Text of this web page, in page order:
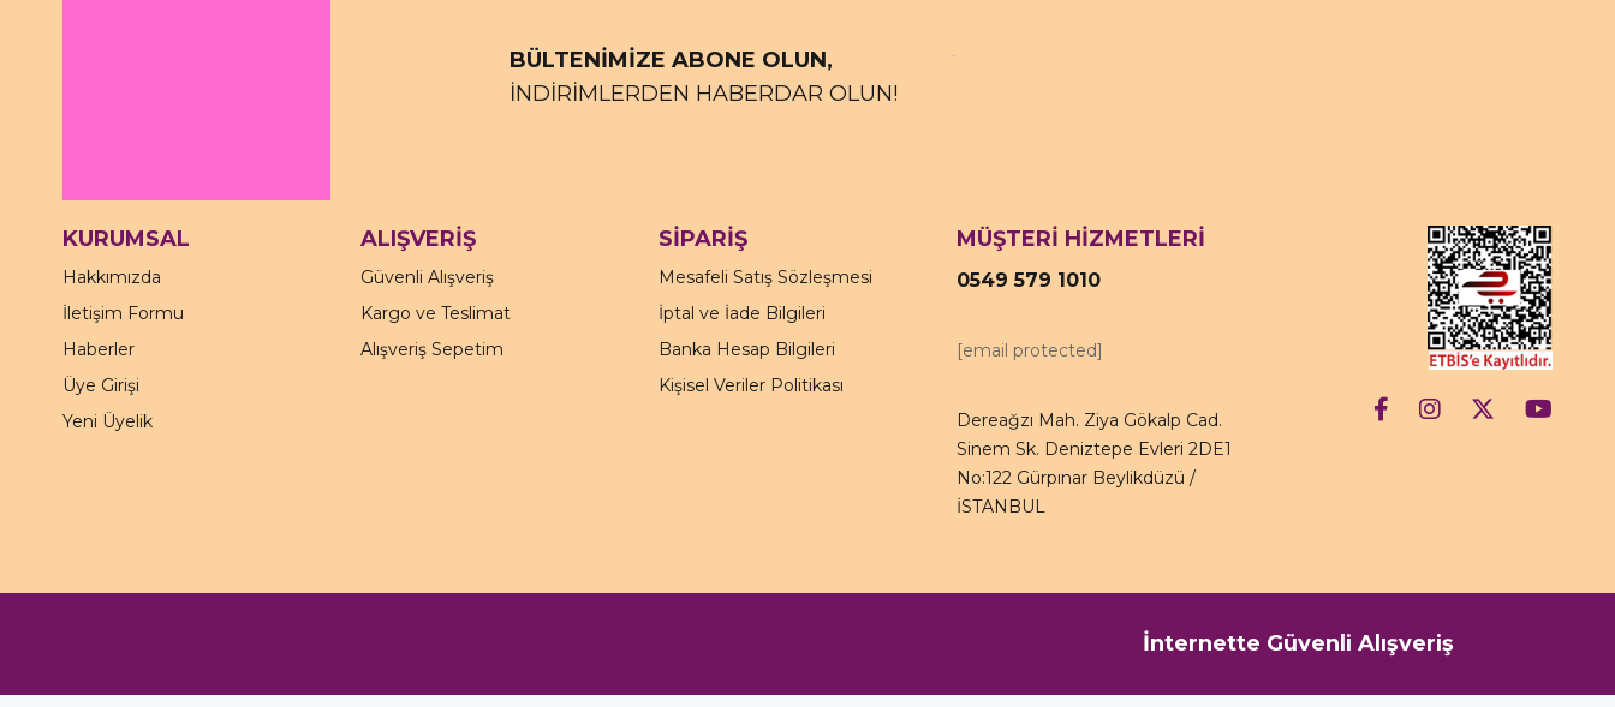
BÜLTENİMİZE ABONE OLUN,
İNDİRİMLERDEN HABERDAR OLUN!
KURUMSAL
Hakkımızda
İletişim Formu
Haberler
Üye Girişi
Yeni Üyelik
ALIŞVERİŞ
Güvenli Alışveriş
Kargo ve Teslimat
Alışveriş Sepetim
SİPARİŞ
Mesafeli Satış Sözleşmesi
İptal ve İade Bilgileri
Banka Hesap Bilgileri
Kişisel Veriler Politikası
MÜŞTERİ HİZMETLERİ
0549 579 1010
[email protected]
Dereağzı Mah. Ziya Gökalp Cad.
Sinem Sk. Deniztepe Evleri 2DE1
No:122 Gürpınar Beylikdüzü /
İSTANBUL
İnternette Güvenli Alışveriş